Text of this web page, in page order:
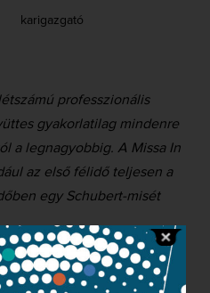
karigazgató
professzionális
gyakorlatilag mindenre
a legnagyobbig. A Missa In
az első félidő teljesen a
egy Schubert-misét
karigazgatója
a nemzetközi